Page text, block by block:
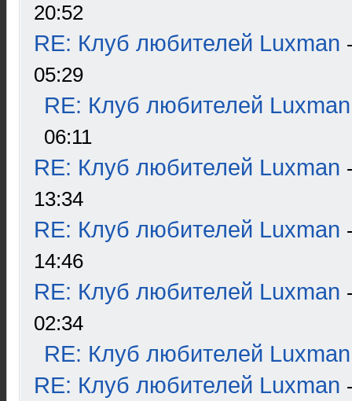
20:52
RE: Клуб любителей Luxman
05:29
RE: Клуб любителей Luxman
06:11
RE: Клуб любителей Luxman
13:34
RE: Клуб любителей Luxman
14:46
RE: Клуб любителей Luxman
02:34
RE: Клуб любителей Luxman
RE: Клуб любителей Luxman